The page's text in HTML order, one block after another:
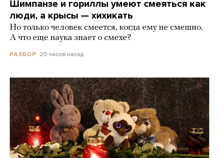
Шимпанзе и гориллы умеют смеяться как
люди, а крысы — хихикать
Но только человек смеется, когда ему не смешно.
А что еще наука знает о смехе?
РАЗБОР 20 часов назад